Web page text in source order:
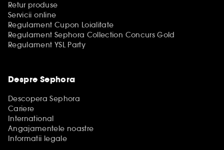
Retur produse
Servicii online
Regulament Cupon Loialitate
Regulament Sephora Collection Concurs Gold
Regulament YSL Party
Despre Sephora
Descopera Sephora
Cariere
International
Angajamentele noastre
Informatii legale